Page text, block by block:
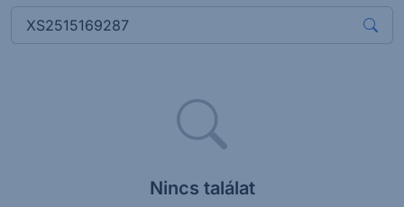
Nincs találat